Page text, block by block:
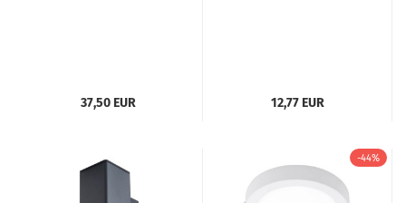
37,50 EUR 12,77 EUR
-44%